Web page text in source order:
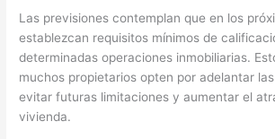
Las previsiones contemplan que en los
establezcan requisitos mínimos de
determinadas operaciones inmobiliarias.
muchos propietarios opten por adelantar
evitar futuras limitaciones y aumentar el
vivienda.